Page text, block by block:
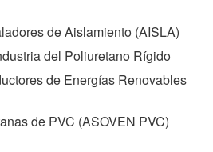
de Aislamiento (AISLA)
del Poliuretano Rígido
de Energías Renovables
de PVC (ASOVEN PVC)